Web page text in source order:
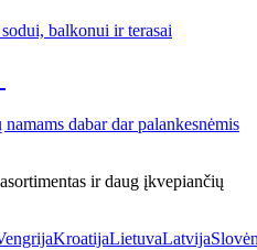
balkonui ir terasai
dabar dar palankesnėmis
ir daug įkvepiančių
KroatijaLietuvaLatvija